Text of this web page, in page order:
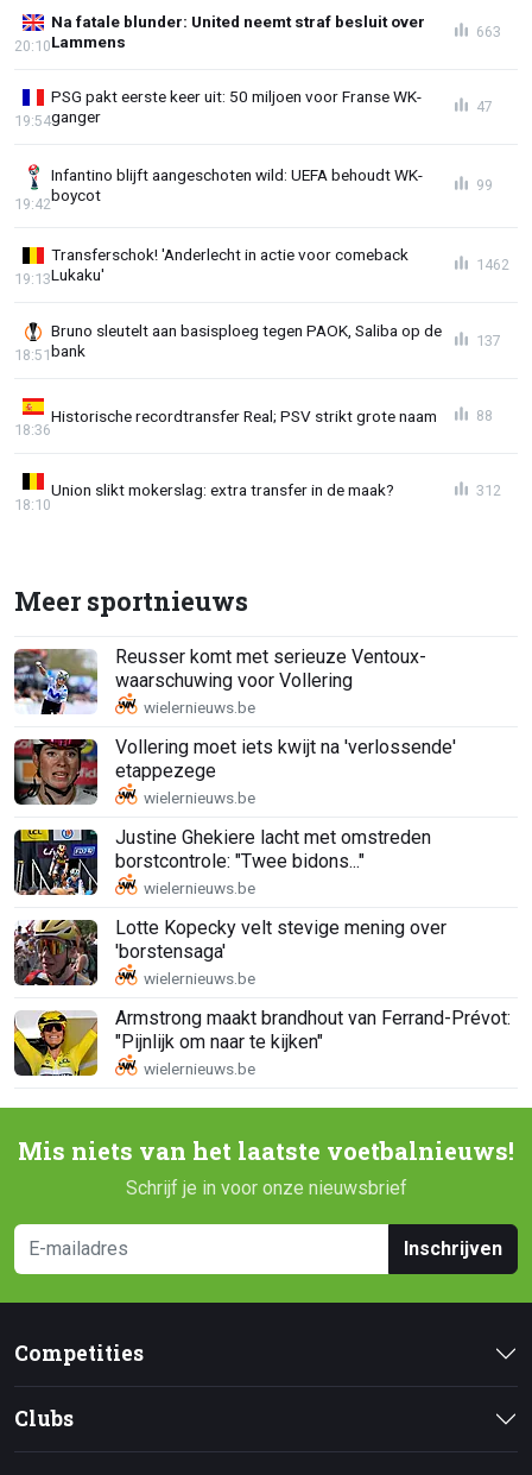
Na fatale blunder: United neemt straf besluit over
Lammens
20:10
663
PSG pakt eerste keer uit: 50 miljoen voor Franse WK-
ganger
19:54
47
Infantino blijft aangeschoten wild: UEFA behoudt WK-
boycot
19:42
99
Transferschok! 'Anderlecht in actie voor comeback
Lukaku'
19:13
1462
Bruno sleutelt aan basisploeg tegen PAOK, Saliba op de
bank
18:51
137
Historische recordtransfer Real; PSV strikt grote naam
18:36
88
Union slikt mokerslag: extra transfer in de maak?
18:10
312
Meer sportnieuws
Reusser komt met serieuze Ventoux-
waarschuwing voor Vollering
Vollering moet iets kwijt na 'verlossende'
etappezege
Justine Ghekiere lacht met omstreden
borstcontrole: "Twee bidons..."
Lotte Kopecky velt stevige mening over
'borstensaga'
Armstrong maakt brandhout van Ferrand-Prévot:
"Pijnlijk om naar te kijken"
Mis niets van het laatste voetbalnieuws!
Schrijf je in voor onze nieuwsbrief
Inschrijven
Competities
Clubs